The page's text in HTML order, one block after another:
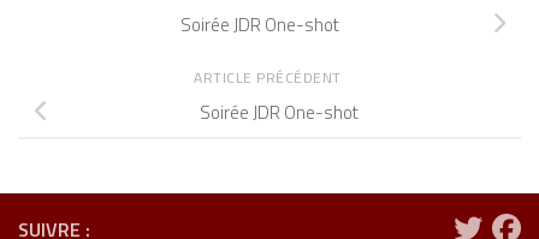
Soirée JDR One-shot
ARTICLE PRÉCÉDENT
Soirée JDR One-shot
SUIVRE :